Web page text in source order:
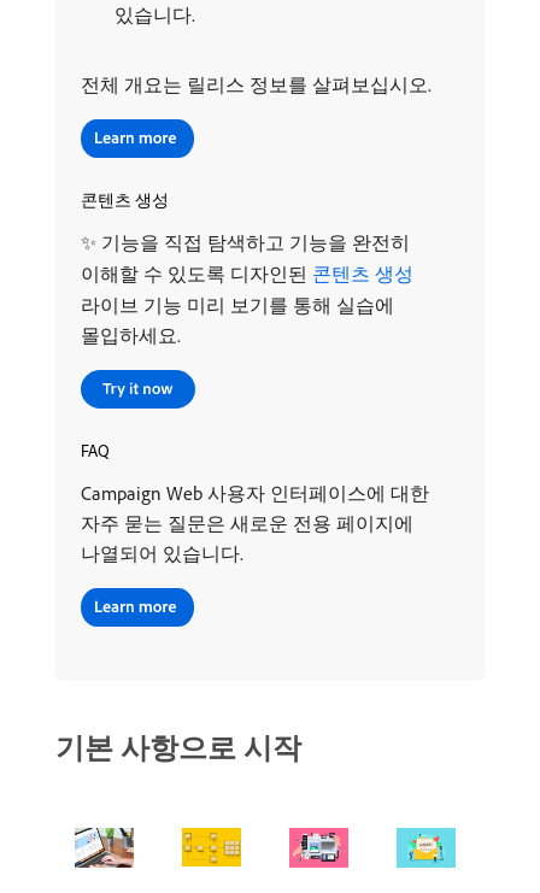
있습니다.
전체 개요는 릴리스 정보를 살펴보십시오.
콘텐츠 생성
✨ 기능을 직접 탐색하고 기능을 완전히
이해할 수 있도록 디자인된 콘텐츠 생성
라이브 기능 미리 보기를 통해 실습에
몰입하세요.
FAQ
Campaign Web 사용자 인터페이스에 대한
자주 묻는 질문은 새로운 전용 페이지에
나열되어 있습니다.
기본 사항으로 시작